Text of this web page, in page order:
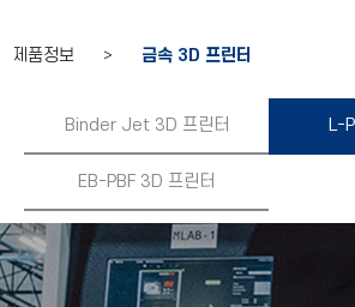
제품정보 > 금속 3D 프린터
Binder Jet 3D 프린터 L-
EB-PBF 3D 프린터